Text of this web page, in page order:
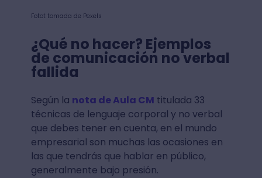
Fotot tomada de Pexels
¿Qué no hacer? Ejemplos
de comunicación no verbal
fallida
Según la nota de Aula CM titulada 33
técnicas de lenguaje corporal y no verbal
que debes tener en cuenta, en el mundo
empresarial son muchas las ocasiones en
las que tendrás que hablar en público,
generalmente bajo presión.